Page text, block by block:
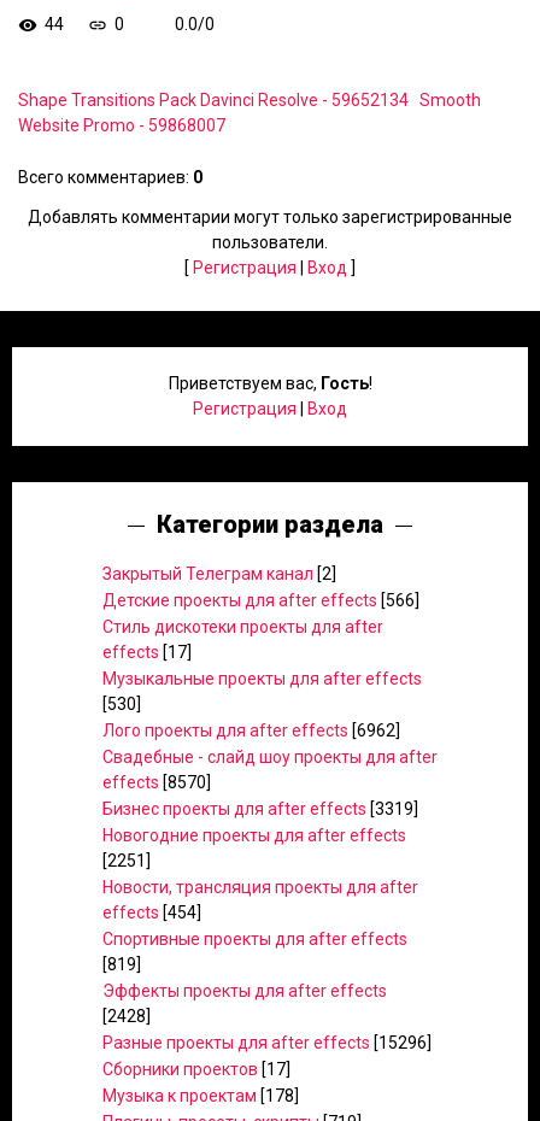
44 0 0.0/0
Shape Transitions Pack Davinci Resolve - 59652134 Smooth
Website Promo - 59868007
Всего комментариев: 0
Добавлять комментарии могут только зарегистрированные
пользователи.
[ Регистрация Вход ]
Приветствуем вас, Гость!
Регистрация
Вход
Категории раздела
Закрытый Телеграм канал [2]
Детские проекты для after effects [566]
Стиль дискотеки проекты для after
effects [17]
Музыкальные проекты для after effects
[530]
Лого проекты для after effects [6962]
Свадебные - слайд шоу проекты для after
effects [8570]
Бизнес проекты для after effects [3319]
Новогодние проекты для after effects
[2251]
Новости, трансляция проекты для after
effects [454]
Спортивные проекты для after effects
[819]
Эффекты проекты для after effects
[2428]
Разные проекты для after effects [15296]
Сборники проектов [17]
Музыка к проектам [178]